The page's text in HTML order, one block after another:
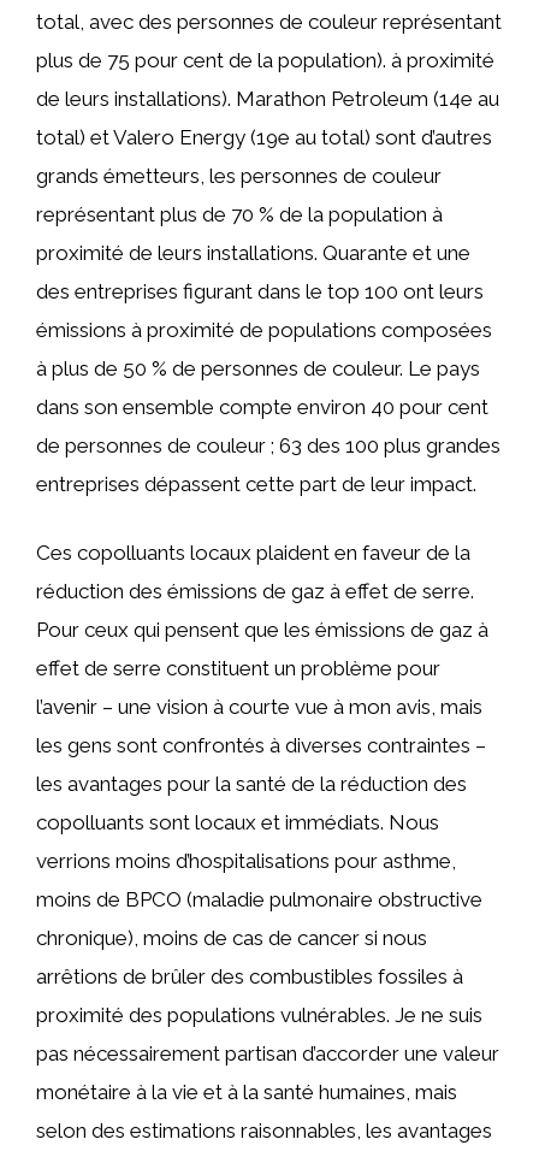
total, avec des personnes de couleur représentant
plus de 75 pour cent de la population). à proximité
de leurs installations). Marathon Petroleum (14e au
total) et Valero Energy (19e au total) sont d’autres
grands émetteurs, les personnes de couleur
représentant plus de 70 % de la population à
proximité de leurs installations. Quarante et une
des entreprises figurant dans le top 100 ont leurs
émissions à proximité de populations composées
à plus de 50 % de personnes de couleur. Le pays
dans son ensemble compte environ 40 pour cent
de personnes de couleur ; 63 des 100 plus grandes
entreprises dépassent cette part de leur impact.
Ces copolluants locaux plaident en faveur de la
réduction des émissions de gaz à effet de serre.
Pour ceux qui pensent que les émissions de gaz à
effet de serre constituent un problème pour
l’avenir – une vision à courte vue à mon avis, mais
les gens sont confrontés à diverses contraintes –
les avantages pour la santé de la réduction des
copolluants sont locaux et immédiats. Nous
verrions moins d’hospitalisations pour asthme,
moins de BPCO (maladie pulmonaire obstructive
chronique), moins de cas de cancer si nous
arrêtions de brûler des combustibles fossiles à
proximité des populations vulnérables. Je ne suis
pas nécessairement partisan d’accorder une valeur
monétaire à la vie et à la santé humaines, mais
selon des estimations raisonnables, les avantages